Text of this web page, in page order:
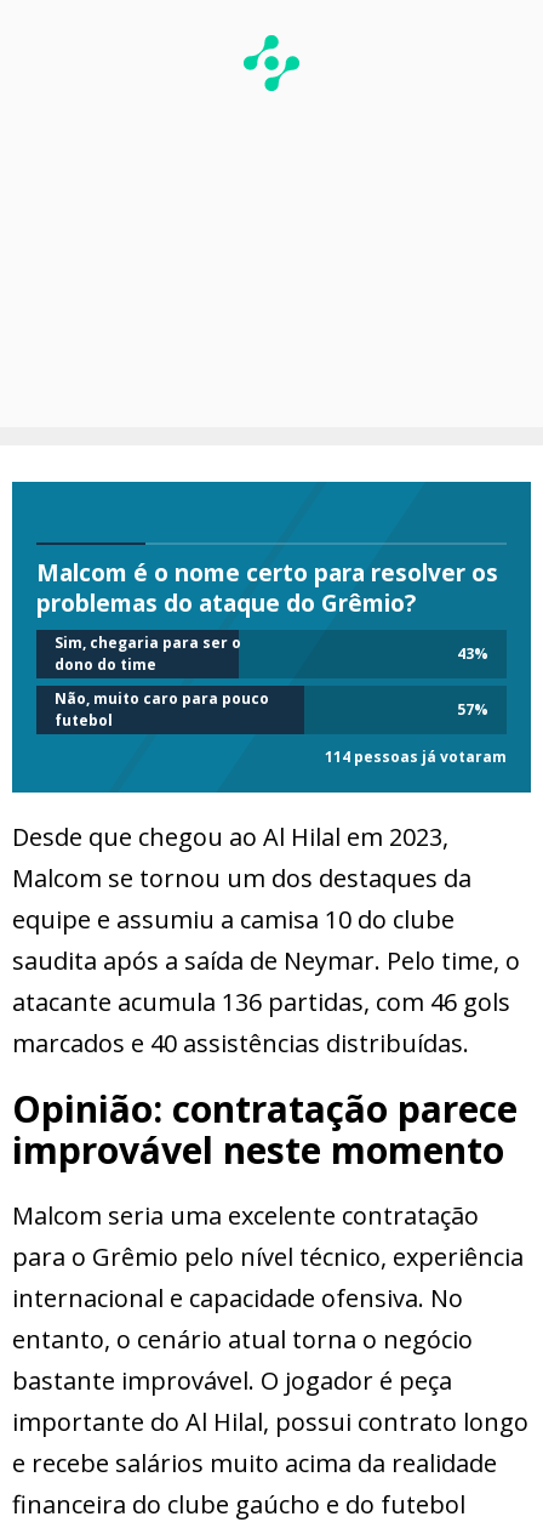
Malcom é o nome certo para resolver os
problemas do ataque do Grêmio?
Sim, chegaria para ser o
dono do time
43%
Não, muito caro para pouco
futebol
57%
114 pessoas já votaram
Desde que chegou ao Al Hilal em 2023,
Malcom se tornou um dos destaques da
equipe e assumiu a camisa 10 do clube
saudita após a saída de Neymar. Pelo time, o
atacante acumula 136 partidas, com 46 gols
marcados e 40 assistências distribuídas.
Opinião: contratação parece
improvável neste momento
Malcom seria uma excelente contratação
para o Grêmio pelo nível técnico, experiência
internacional e capacidade ofensiva. No
entanto, o cenário atual torna o negócio
bastante improvável. O jogador é peça
importante do Al Hilal, possui contrato longo
e recebe salários muito acima da realidade
financeira do clube gaúcho e do futebol